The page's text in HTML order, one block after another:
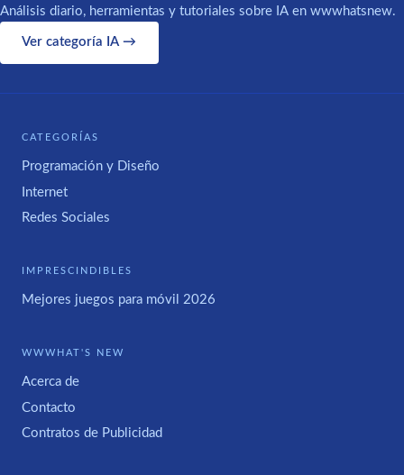
Análisis diario, herramientas y tutoriales sobre IA en wwwhatsnew.
Ver categoría IA →
CATEGORÍAS
Programación y Diseño
Internet
Redes Sociales
IMPRESCINDIBLES
Mejores juegos para móvil 2026
WWWHAT'S NEW
Acerca de
Contacto
Contratos de Publicidad